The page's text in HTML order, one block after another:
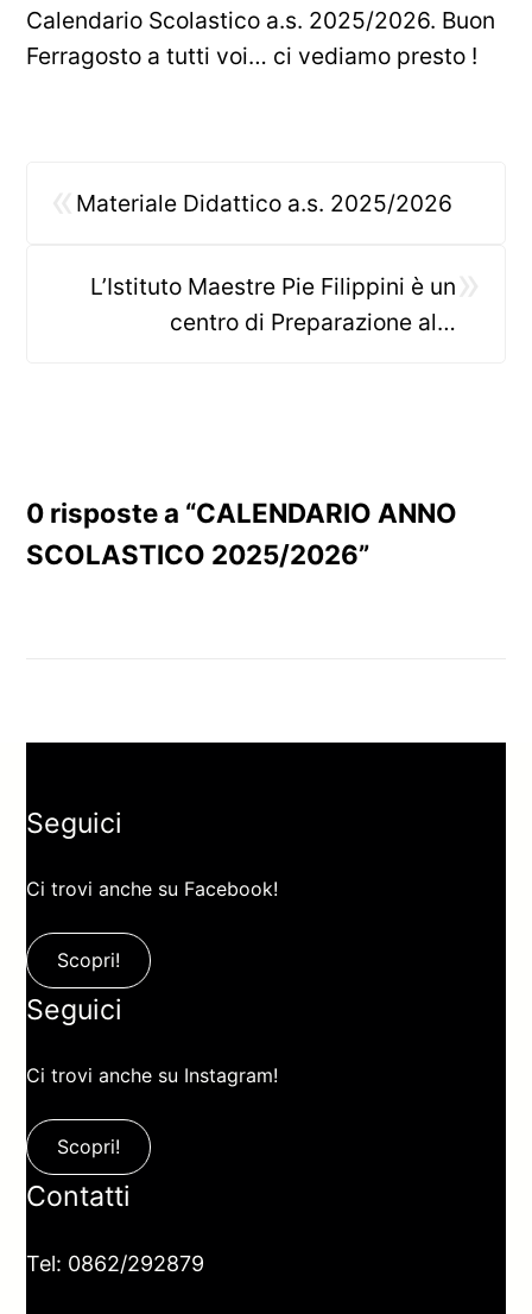
Calendario Scolastico a.s. 2025/2026. Buon
Ferragosto a tutti voi… ci vediamo presto !
Materiale Didattico a.s. 2025/2026
L’Istituto Maestre Pie Filippini è un
centro di Preparazione alle
0 risposte a “CALENDARIO ANNO
SCOLASTICO 2025/2026”
Seguici
Ci trovi anche su Facebook!
Scopri!
Seguici
Ci trovi anche su Instagram!
Scopri!
Contatti
Tel: 0862/292879